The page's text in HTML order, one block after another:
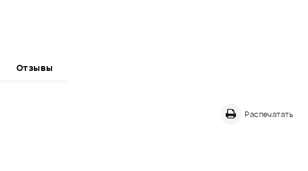
Отзывы
Распечатать